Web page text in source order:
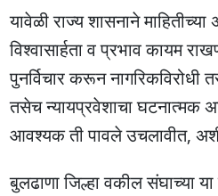
यावेळी राज्य शासनाने माहितीच्या
विश्वासार्हता व प्रभाव कायम
पुनर्विचार करून नागरिकविरोधी
तसेच न्यायप्रवेशाचा घटनात्मक
आवश्यक ती पावले उचलावीत,
बुलढाणा जिल्हा वकील संघाच्या या